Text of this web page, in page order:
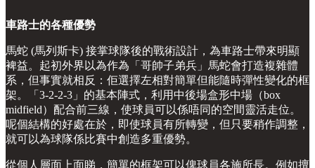
車路士的各種優勢
馬蛇 (馬列斯卡) 接掌球隊後的戰術設計，為車路士帶來明顯
裨益。起初外界以為作為「哥帥子弟兵」馬蛇會打造複雜體
系，但事實就相反：佢選擇左相對簡單但能隨時彈性變化的框
架。「3-2-2-3」的基本陣式，利用中後場盒形中場（box
midfield）配合前三線，使球員可以係唔同的空間靈活走位。
呢個結構的好處在於，即使球員有所轉變，但只要稍作調整，
就可以為球隊係比賽中創造多重優勢。
從個人層面上面睇，簡單的框架可以俾球員各施所長。例如擅